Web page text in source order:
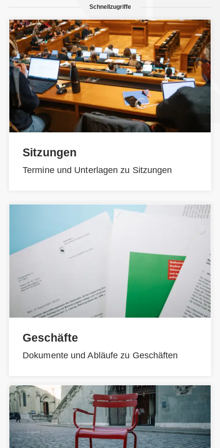
Schnellzugriffe
Sitzungen
Termine und Unterlagen zu Sitzungen
Geschäfte
Dokumente und Abläufe zu Geschäften